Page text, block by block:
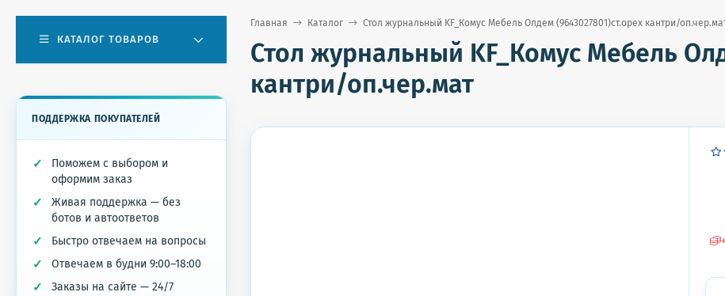
Главная Каталог Стол журнальный KF_Комус Мебель Олдем (9643027801)ст.орех кантри/
Стол журнальный KF_Комус Мебель
кантри/оп.чер.мат
КАТАЛОГ ТОВАРОВ
ПОДДЕРЖКА ПОКУПАТЕЛЕЙ
Поможем с выбором и
оформим заказ
Живая поддержка — без
ботов и автоответов
Быстро отвечаем на вопросы
Отвечаем в будни 9:00–18:00
Заказы на сайте — 24/7